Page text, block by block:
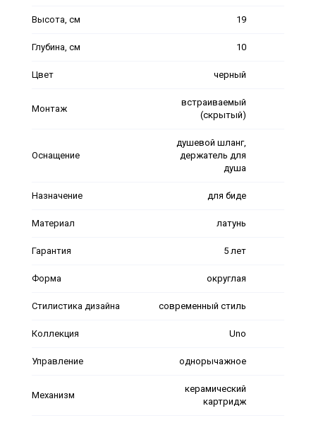
Высота, см 19
Глубина, см 10
Цвет черный
Монтаж
встраиваемый
(скрытый)
Оснащение
душевой шланг,
держатель для
душа
Назначение для биде
Материал латунь
Гарантия 5 лет
Форма округлая
Стилистика дизайна современный стиль
Коллекция Uno
Управление однорычажное
Механизм
керамический
картридж